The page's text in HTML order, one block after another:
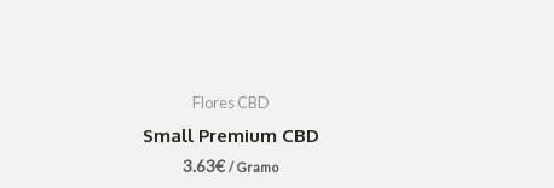
Flores CBD
Small Premium CBD
3.63€ / Gramo